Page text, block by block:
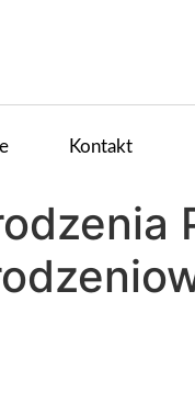
Kontakt